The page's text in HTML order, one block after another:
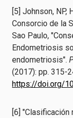
[5] Johnson, NP,
Consorcio de la
Sao Paulo,
Endometriosis
endometriosis".
(2017): pp. 315-
https://doi.org/
[6]